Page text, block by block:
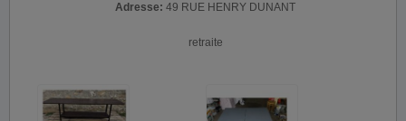
Adresse: 49 RUE HENRY DUNANT
retraite